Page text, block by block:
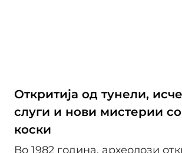
Откритија од тунели,
слуги и нови мистерии
коски
Во 1982 година, археолози